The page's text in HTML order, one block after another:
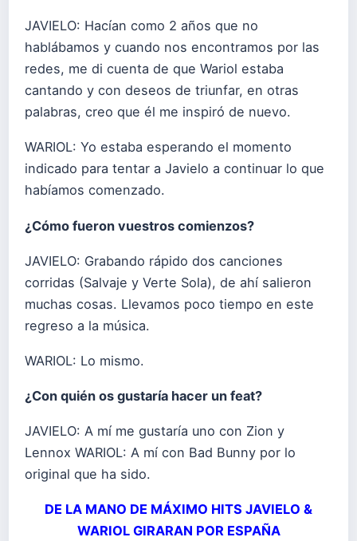
JAVIELO: Hacían como 2 años que no
hablábamos y cuando nos encontramos por las
redes, me di cuenta de que Wariol estaba
cantando y con deseos de triunfar, en otras
palabras, creo que él me inspiró de nuevo.
WARIOL: Yo estaba esperando el momento
indicado para tentar a Javielo a continuar lo que
habíamos comenzado.
¿Cómo fueron vuestros comienzos?
JAVIELO: Grabando rápido dos canciones
corridas (Salvaje y Verte Sola), de ahí salieron
muchas cosas. Llevamos poco tiempo en este
regreso a la música.
WARIOL: Lo mismo.
¿Con quién os gustaría hacer un feat?
JAVIELO: A mí me gustaría uno con Zion y
Lennox WARIOL: A mí con Bad Bunny por lo
original que ha sido.
DE LA MANO DE MÁXIMO HITS JAVIELO &
WARIOL GIRARAN POR ESPAÑA